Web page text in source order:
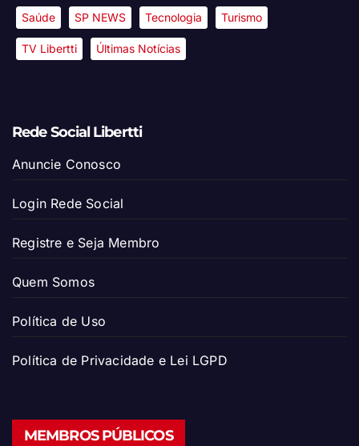
Saúde SP NEWS Tecnologia Turismo
TV Libertti Últimas Notícias
Rede Social Libertti
Anuncie Conosco
Login Rede Social
Registre e Seja Membro
Quem Somos
Política de Uso
Política de Privacidade e Lei LGPD
MEMBROS PÚBLICOS